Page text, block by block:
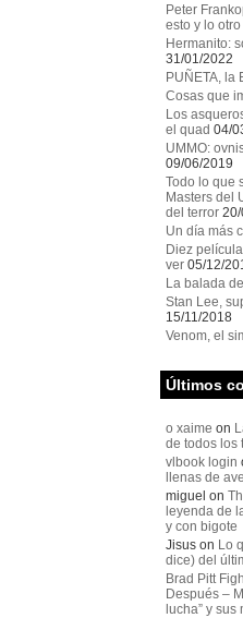
Peter
esto y lo otro
Hermanito:
31/01/2022
PUÑETA, la
Cosas que
Los
el quad 04/
UMMO:
09/06/2019
Todo lo que
Masters del
del terror
Un día más
Diez
ver 05/12/
La balada
Stan Lee,
15/11/2018
Venom, el
Últimos
o xaime on
de todos los
vlbook login
llenas de
miguel on
leyenda de
y con bigote
Jisuson Lo
dice) del
Brad Pitt
Después –
lucha” y